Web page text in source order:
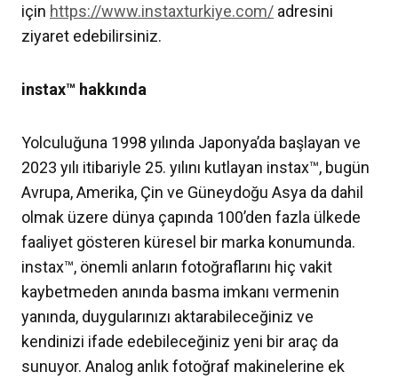
için https://www.instaxturkiye.com/ adresini
ziyaret edebilirsiniz.
instax™ hakkında
Yolculuğuna 1998 yılında Japonya’da başlayan ve
2023 yılı itibariyle 25. yılını kutlayan instax™, bugün
Avrupa, Amerika, Çin ve Güneydoğu Asya da dahil
olmak üzere dünya çapında 100’den fazla ülkede
faaliyet gösteren küresel bir marka konumunda.
instax™, önemli anların fotoğraflarını hiç vakit
kaybetmeden anında basma imkanı vermenin
yanında, duygularınızı aktarabileceğiniz ve
kendinizi ifade edebileceğiniz yeni bir araç da
sunuyor. Analog anlık fotoğraf makinelerine ek